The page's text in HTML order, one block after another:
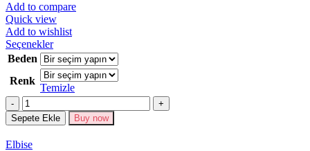
Add to compare
Quick view
Add to wishlist
SeçeneklerBu
ürünün
birden
fazla
varyasyonu
Seçenekler
Beden
Renk
Temizle
Miktar
Sepete Ekle Buy now
Elbise